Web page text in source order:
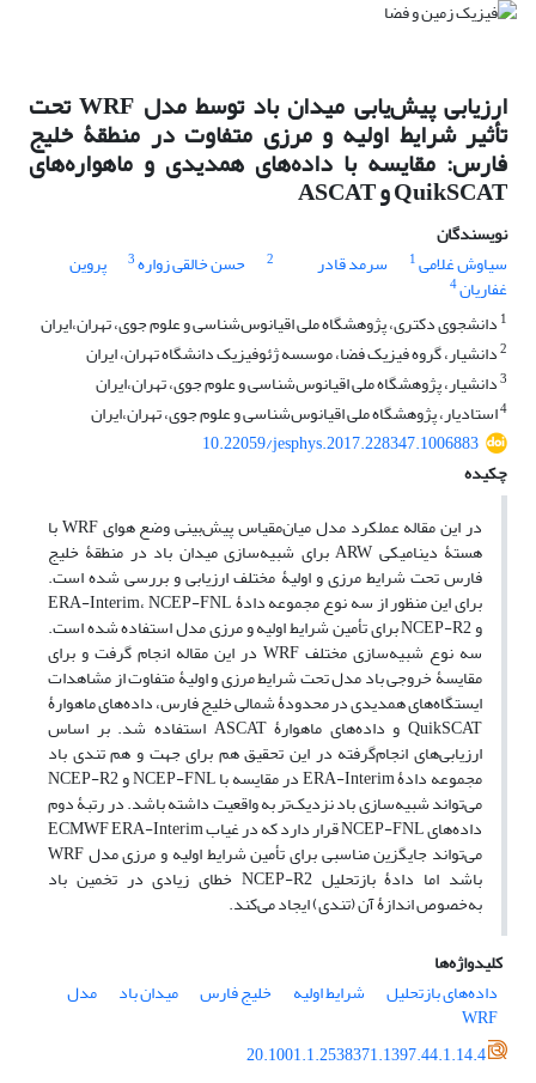
ارزیابی پیش‌یابی میدان باد توسط مدل WRF تحت
تأثیر شرایط اولیه و مرزی متفاوت در منطقۀ خلیج
فارس: مقایسه با داده‌های همدیدی و ماهواره‌های
QuikSCAT و ASCAT
نویسندگان
سیاوش غلامی1 سرمد قادر 2 حسن خالقی زواره3 پروین
غفاریان4
1 دانشجوی دکتری، پژوهشگاه ملی اقیانوس‌شناسی و علوم جوی، تهران،ایران
2دانشیار، گروه فیزیک فضا، موسسه ژئوفیزیک دانشگاه تهران، ایران
3دانشیار، پژوهشگاه ملی اقیانوس‌شناسی و علوم جوی، تهران،ایران
4استادیار، پژوهشگاه ملی اقیانوس‌شناسی و علوم جوی، تهران،ایران
10.22059/jesphys.2017.228347.1006883
چکیده
در این مقاله عملکرد مدل میان‌مقیاس پیش‌بینی وضع هوای WRF با
هستۀ دینامیکی ARW برای شبیه‌سازی میدان باد در منطقۀ خلیج
فارس تحت شرایط مرزی و اولیۀ مختلف ارزیابی و بررسی شده است.
برای این منظور از سه نوع مجموعه دادۀ ERA-Interim، NCEP-FNL
و NCEP-R2 برای تأمین شرایط اولیه و مرزی مدل استفاده شده است.
سه نوع شبیه‌سازی مختلف WRF در این مقاله انجام گرفت و برای
مقایسۀ خروجی باد مدل تحت شرایط مرزی و اولیۀ متفاوت از مشاهدات
ایستگاه‌های همدیدی در محدودۀ شمالی خلیج فارس، داده‌های ماهوارۀ
QuikSCAT و داده‌های ماهوارۀ ASCAT استفاده شد. بر اساس
ارزیابی‌های انجام‌گرفته در این تحقیق هم برای جهت و هم تندی باد
مجموعه دادۀ ERA-Interim در مقایسه با NCEP-FNL و NCEP-R2
می‌تواند شبیه‌سازی باد نزدیک‌تر به واقعیت داشته باشد. در رتبۀ دوم
داده‌های NCEP-FNL قرار دارد که در غیاب ECMWF ERA-Interim
می‌تواند جایگزین مناسبی برای تأمین شرایط اولیه و مرزی مدل WRF
باشد اما دادۀ بازتحلیل NCEP-R2 خطای زیادی در تخمین باد
به‌خصوص اندازۀ آن (تندی) ایجاد می‌کند.
کلیدواژه‌ها
داده‌های بازتحلیل
شرایط اولیه خلیج فارس میدان باد مدل
WRF
20.1001.1.2538371.1397.44.1.14.4